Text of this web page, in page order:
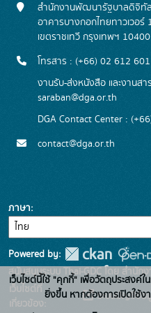
สำนักงานพัฒนารัฐบาลดิจิทั
อาคารบางกอกไทยทาวเวอ
เขตราชเทวี กรุงเทพฯ 10400
โทรสาร : (+66) 02 612
งานรับ-ส่งหนังสือ และงานส
saraban@dga.or.th
DGA Contact Center :
contact@dga.or.th
ภาษา
Powered by:
สนับสนุนระบบ Thai-GDC โดย สำนัก
เว็บไซต์ที่
เกี่ยวข้อง:
ระบบบัญชีข้อ
เว็บไซต์นี้ใช้ "คุกกี้" เพื่อวัตถุประสงค์
ยิ่งขึ้น หากต้องการเปิดใช้